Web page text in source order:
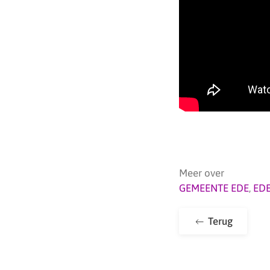
Meer over
GEMEENTE EDE,
Terug